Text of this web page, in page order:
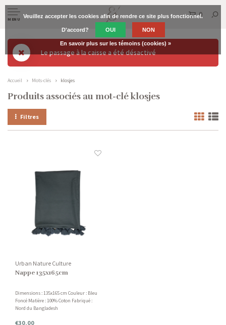
MENU
0
Le passage à la caisse a été désactivé
Accueil Mots-clés klosjes
Produits associés au mot-clé klosjes
Filtres
Urban Nature Culture
Nappe 135x165cm
Dimensions : 135x165 cm Couleur : Bleu
Foncé Matière : 100% Coton Fabriqué :
Nord du Bangladesh
€30,00
Veuillez accepter les cookies afin de rendre ce site plus fonctionnel.
D'accord? OUI NON
En savoir plus sur les témoins (cookies) »